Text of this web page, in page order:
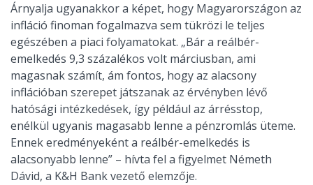
Árnyalja ugyanakkor a képet, hogy Magyarországon az
infláció finoman fogalmazva sem tükrözi le teljes
egészében a piaci folyamatokat. „Bár a reálbér-
emelkedés 9,3 százalékos volt márciusban, ami
magasnak számít, ám fontos, hogy az alacsony
inflációban szerepet játszanak az érvényben lévő
hatósági intézkedések, így például az árrésstop,
enélkül ugyanis magasabb lenne a pénzromlás üteme.
Ennek eredményeként a reálbér-emelkedés is
alacsonyabb lenne” – hívta fel a figyelmet Németh
Dávid, a K&H Bank vezető elemzője.